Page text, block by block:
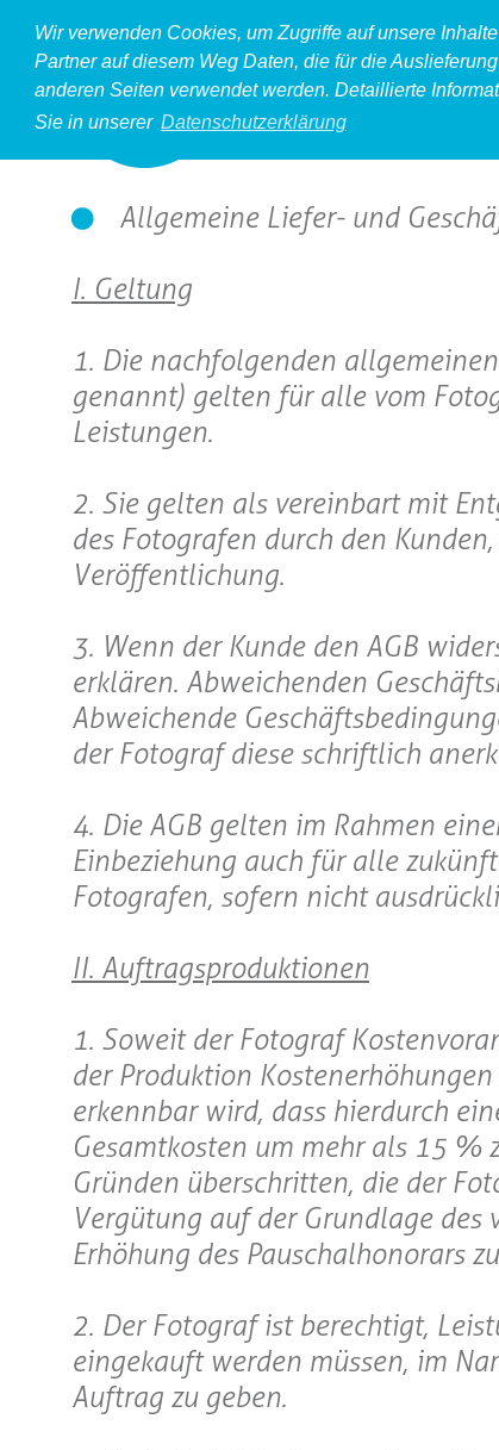
Wir verwenden Cookies, um Zugriffe auf unsere
Partner auf diesem Weg Daten, die für die
anderen Seiten verwendet werden. Detaillierte
Sie in unserer Datenschutzerklärung
Allgemeine Liefer- und
I. Geltung
1. Die nachfolgenden
genannt) gelten für alle vom
Leistungen.
2. Sie gelten als vereinbart mit
des Fotografen durch den
Veröffentlichung.
3. Wenn der Kunde den AGB
erklären. Abweichenden
Abweichende
der Fotograf diese schriftlich
4. Die AGB gelten im Rahmen
Einbeziehung auch für alle
Fotografen, sofern nicht
II. Auftragsproduktionen
1. Soweit der Fotograf
der Produktion
erkennbar wird, dass hierdurch
Gesamtkosten um mehr als 15 %
Gründen überschritten, die der
Vergütung auf der Grundlage des
Erhöhung des Pauschalhonorars
2. Der Fotograf ist berechtigt,
eingekauft werden müssen, im
Auftrag zu geben.